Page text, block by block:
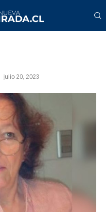
julio 20, 2023